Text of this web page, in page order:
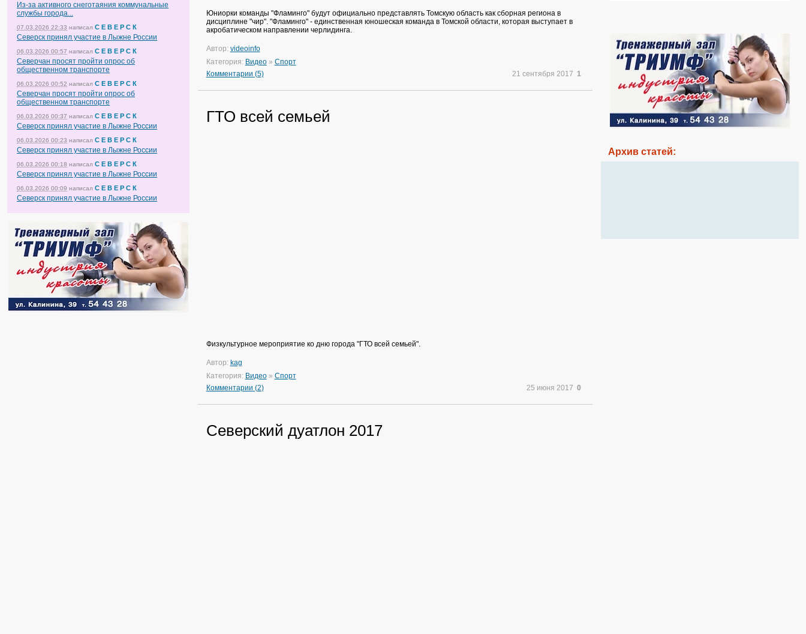
Из-за активного снеготаяния коммунальные
службы города...
07.03.2026 22:33 написал С Е В Е Р С К
Северск принял участие в Лыжне России
06.03.2026 00:57 написал С Е В Е Р С К
Северчан просят пройти опрос об
общественном транспорте
06.03.2026 00:52 написал С Е В Е Р С К
Северчан просят пройти опрос об
общественном транспорте
06.03.2026 00:37 написал С Е В Е Р С К
Северск принял участие в Лыжне России
06.03.2026 00:23 написал С Е В Е Р С К
Северск принял участие в Лыжне России
06.03.2026 00:18 написал С Е В Е Р С К
Северск принял участие в Лыжне России
06.03.2026 00:09 написал С Е В Е Р С К
Северск принял участие в Лыжне России
Юниорки команды "Фламинго" будут официально представлять Томскую область как сборная региона в
дисциплине "чир". "Фламинго" - единственная юношеская команда в Томской области, которая выступает в
акробатическом направлении черлидинга.
Автор: videoinfo
Категория: Видео» Спорт
Комментарии (5)
21 сентября 2017 1
ГТО всей семьей
Физкультурное мероприятие ко дню города "ГТО всей семьей".
Автор: kag
Категория: Видео» Спорт
Комментарии (2)
25 июня 2017 0
Северский дуатлон 2017
Архив статей: